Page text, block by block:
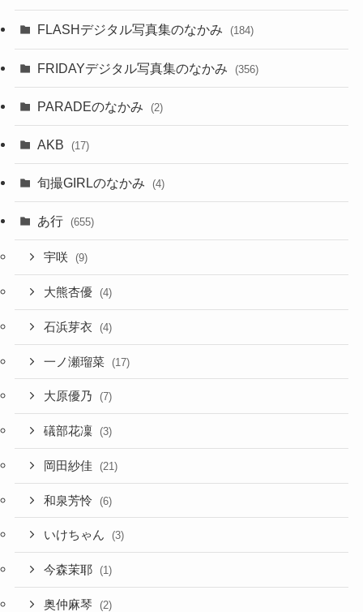
FLASHデジタル写真集のなかみ (184)
FRIDAYデジタル写真集のなかみ (356)
PARADEのなかみ (2)
AKB (17)
旬撮GIRLのなかみ (4)
あ行 (655)
宇咲 (9)
大熊杏優 (4)
石浜芽衣 (4)
一ノ瀬瑠菜 (17)
大原優乃 (7)
礒部花凜 (3)
岡田紗佳 (21)
和泉芳怜 (6)
いけちゃん (3)
今森茉耶 (1)
奥仲麻琴 (2)